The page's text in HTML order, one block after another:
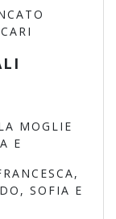
MOGLIE
E
SOFIA E